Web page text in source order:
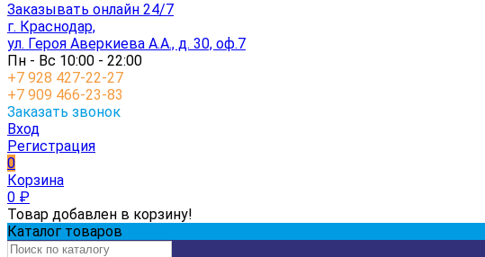
Заказывать онлайн 24/7
г. Краснодар,
ул. Героя Аверкиева А.А., д. 30, оф.7
Пн - Вс 10:00 - 22:00
+7 928 427-22-27
+7 909 466-23-83
Заказать звонок
Вход
Регистрация
0
Корзина
0 ₽
Товар добавлен в корзину!
Каталог товаров